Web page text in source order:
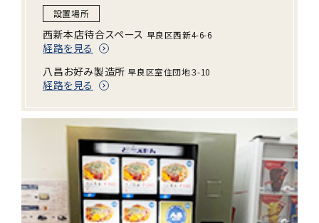
西新本店待合スペース 早良区西新4-6-6
経路を見る
八昌お好み製造所 早良区室住団地３-10
経路を見る